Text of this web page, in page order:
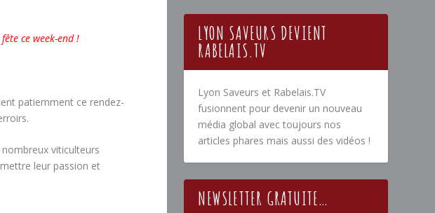
ce week-end !
patiemment ce rendez-
viticulteurs
leur passion et
LYON SAVEURS DEVIENT
RABELAIS.TV
Lyon Saveurs et Rabelais.TV
fusionnent pour devenir un nouveau
média global avec toujours nos
articles phares mais aussi des vidéos !
NEWSLETTER GRATUITE…